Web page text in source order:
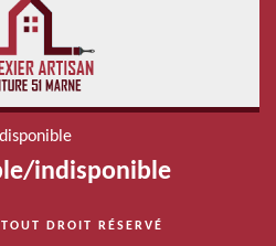
/indisponible
DROIT RÉSERVÉ